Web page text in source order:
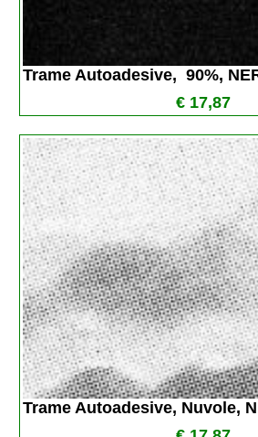
Trame Autoadesive,  90%,
€ 17,87
Trame Autoadesive, Nuvole,